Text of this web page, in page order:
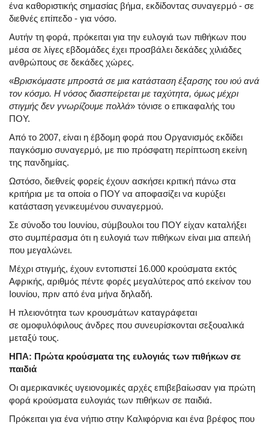
ένα καθοριστικής σημασίας βήμα, εκδίδοντας συναγερμό - σε
διεθνές επίπεδο - για νόσο.
Αυτήν τη φορά, πρόκειται για την ευλογιά των πιθήκων που
μέσα σε λίγες εβδομάδες έχει προσβάλει δεκάδες χιλιάδες
ανθρώπους σε δεκάδες χώρες.
«Βρισκόμαστε μπροστά σε μια κατάσταση έξαρσης του ιού ανά
τον κόσμο. Η νόσος διασπείρεται με ταχύτητα, όμως μέχρι
στιγμής δεν γνωρίζουμε πολλά» τόνισε ο επικαφαλής του
ΠΟΥ.
Από το 2007, είναι η έβδομη φορά που Οργανισμός εκδίδει
παγκόσμιο συναγερμό, με πιο πρόσφατη περίπτωση εκείνη
της πανδημίας.
Ωστόσο, διεθνείς φορείς έχουν ασκήσει κριτική πάνω στα
κριτήρια με τα οποία ο ΠΟΥ να αποφασίζει να κυρύξει
κατάσταση γενικευμένου συναγερμού.
Σε σύνοδο του Ιουνίου, σύμβουλοι του ΠΟΥ είχαν καταλήξει
στο συμπέρασμα ότι η ευλογιά των πιθήκων είναι μια απειλή
που μεγαλώνει.
Μέχρι στιγμής, έχουν εντοπιστεί 16.000 κρούσματα εκτός
Αφρικής, αριθμός πέντε φορές μεγαλύτερος από εκείνον του
Ιουνίου, πριν από ένα μήνα δηλαδή.
Η πλειονότητα των κρουσμάτων καταγράφεται
σε ομοφυλόφιλους άνδρες που συνευρίσκονται σεξουαλικά
μεταξύ τους.
ΗΠΑ: Πρώτα κρούσματα της ευλογιάς των πιθήκων σε
παιδιά
Οι αμερικανικές υγειονομικές αρχές επιβεβαίωσαν για πρώτη
φορά κρούσματα ευλογιάς των πιθήκων σε παιδιά.
Πρόκειται για ένα νήπιο στην Καλιφόρνια και ένα βρέφος που